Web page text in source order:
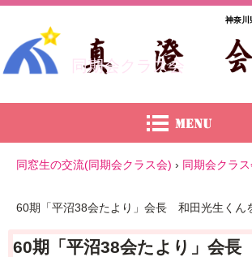
同期会クラス会
神奈川
同窓生の交流(同期会クラス会) › 同期会クラ
60期「平沼38会たより」会長 和田光生くん
60期「平沼38会たより」会長